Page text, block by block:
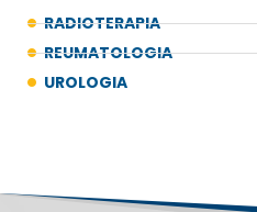
RADIOTERAPIA
REUMATOLOGIA
UROLOGIA